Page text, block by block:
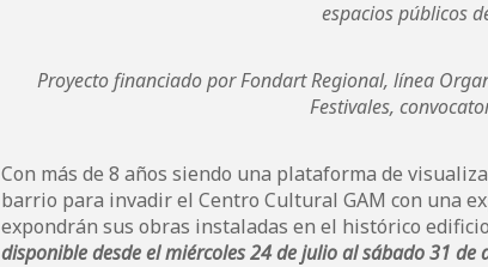
espacios públicos
Proyecto financiado por Fondart Regional, línea
Festivales,
Con más de 8 años siendo una plataforma de
barrio para invadir el Centro Cultural GAM con una
expondrán sus obras instaladas en el histórico
disponible desde el miércoles 24 de julio al sábado 31 de